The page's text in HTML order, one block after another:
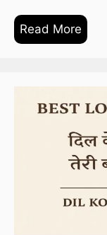
Read More